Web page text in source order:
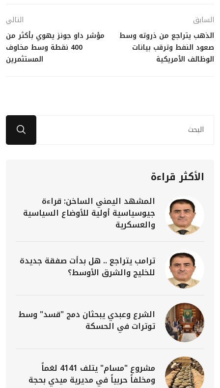
السابق
الذهب يتراجع من ذروته وسط
صعود النفط وترقب بيانات
الوظائف الأمريكية
التالي
مؤشر داو جونز يهوي بأكثر من
400 نقطة وسط مخاوف
المستثمرين
الأكثر قراءة
المشهد اليمني الساخن: قراءة
جيوسياسية أولية للأوضاع السياسية
والعسكرية
ترامب يتراجع .. هل بدأت صفقة جديدة
للخليج والشرق الأوسط؟
الشرع وعبدي يبحثان دمج "قسد" وسط
توترات في الحسكة
مشروع "مسام" يتلف 4141 لغماً
ومخلفاً حربياً في مديرية ميدي بحجة